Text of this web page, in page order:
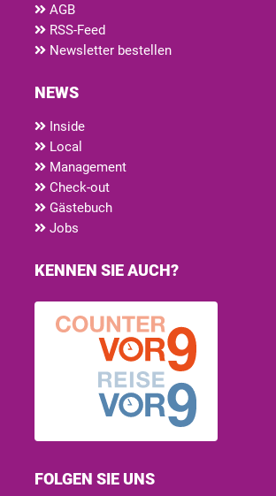
AGB
RSS-Feed
Newsletter bestellen
NEWS
Inside
Local
Management
Check-out
Gästebuch
Jobs
KENNEN SIE AUCH?
FOLGEN SIE UNS